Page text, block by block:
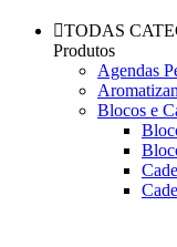
TODAS
Produtos
Agendas
Blocos e